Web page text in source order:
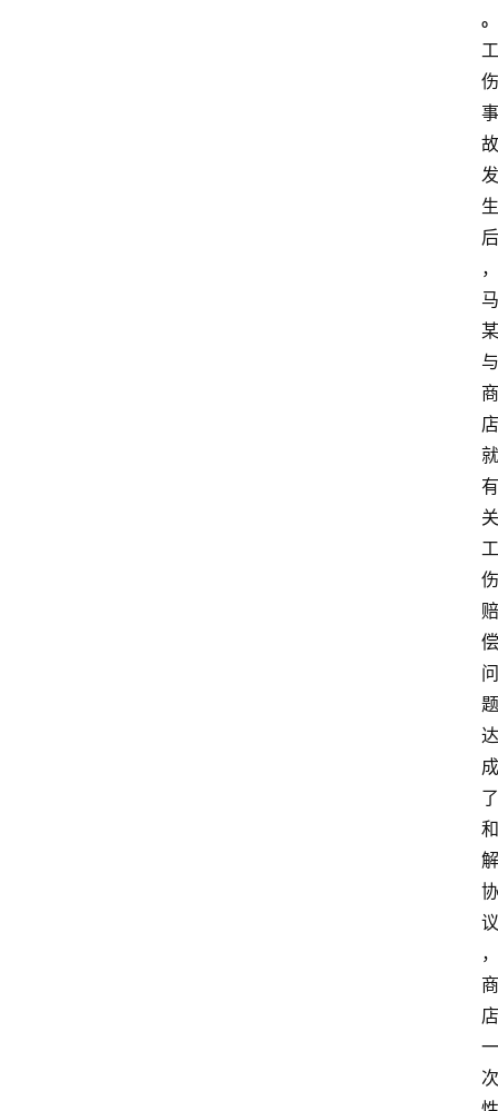
。
工
伤
事
故
发
生
后
，
马
某
与
商
店
就
有
关
工
伤
赔
偿
问
题
达
成
了
和
解
协
议
，
商
店
一
次